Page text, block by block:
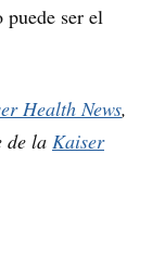
ser el
Health News,
de la Kaiser